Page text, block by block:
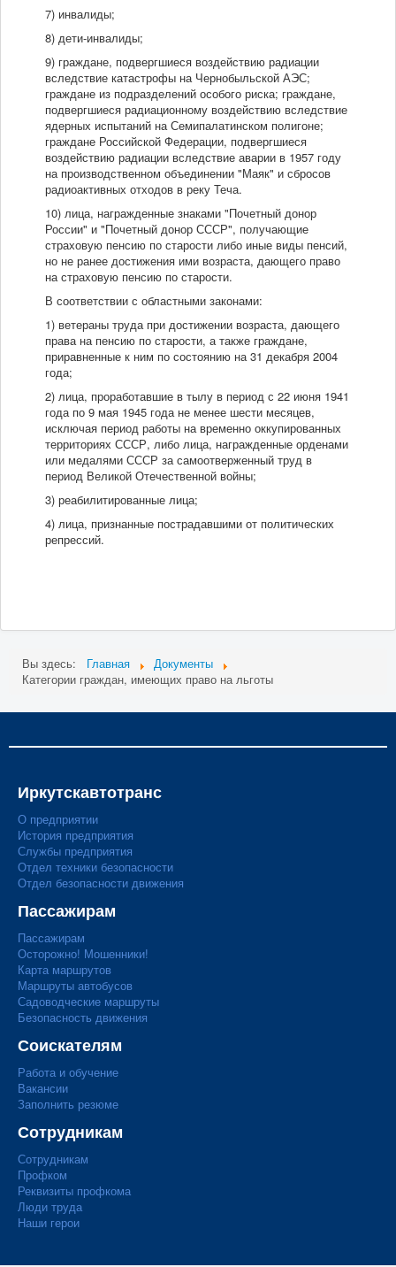
7) инвалиды;
8) дети-инвалиды;
9) граждане, подвергшиеся воздействию радиации
вследствие катастрофы на Чернобыльской АЭС;
граждане из подразделений особого риска; граждане,
подвергшиеся радиационному воздействию вследствие
ядерных испытаний на Семипалатинском полигоне;
граждане Российской Федерации, подвергшиеся
воздействию радиации вследствие аварии в 1957 году
на производственном объединении "Маяк" и сбросов
радиоактивных отходов в реку Теча.
10) лица, награжденные знаками "Почетный донор
России" и "Почетный донор СССР", получающие
страховую пенсию по старости либо иные виды пенсий,
но не ранее достижения ими возраста, дающего право
на страховую пенсию по старости.
В соответствии с областными законами:
1) ветераны труда при достижении возраста, дающего
права на пенсию по старости, а также граждане,
приравненные к ним по состоянию на 31 декабря 2004
года;
2) лица, проработавшие в тылу в период с 22 июня 1941
года по 9 мая 1945 года не менее шести месяцев,
исключая период работы на временно оккупированных
территориях СССР, либо лица, награжденные орденами
или медалями СССР за самоотверженный труд в
период Великой Отечественной войны;
3) реабилитированные лица;
4) лица, признанные пострадавшими от политических
репрессий.
Вы здесь: Главная
Документы
Категории граждан, имеющих право на льготы
Иркутскавтотранс
О предприятии
История предприятия
Службы предприятия
Отдел техники безопасности
Отдел безопасности движения
Пассажирам
Пассажирам
Осторожно! Мошенники!
Карта маршрутов
Маршруты автобусов
Садоводческие маршруты
Безопасность движения
Соискателям
Работа и обучение
Вакансии
Заполнить резюме
Сотрудникам
Сотрудникам
Профком
Реквизиты профкома
Люди труда
Наши герои